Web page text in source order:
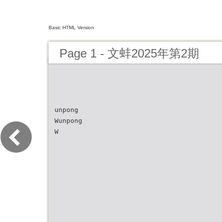
Basic HTML Version
Page 1 - 文蚌2025年第2期
unpong
Wunpong
W